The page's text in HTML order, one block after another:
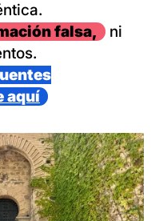
falsa,
ni
aquí